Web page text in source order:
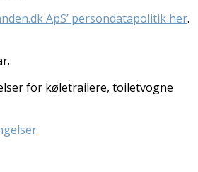
ApS’ persondatapolitik her.
for køletrailere, toiletvogne